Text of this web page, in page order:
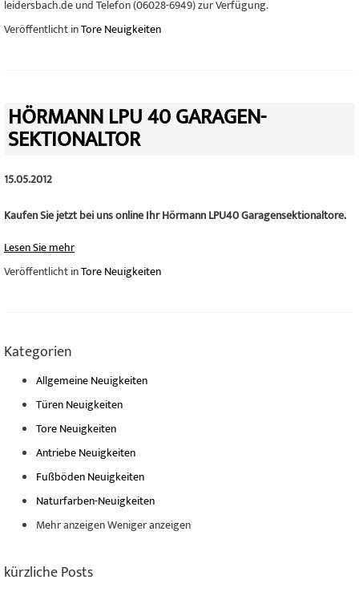
leidersbach.de und Telefon (06028-6949) zur Verfügung.
Veröffentlicht inTore Neuigkeiten
HÖRMANN LPU 40 GARAGEN-
SEKTIONALTOR
15.05.2012
Kaufen Sie jetzt bei uns online Ihr Hörmann LPU40 Garagensektionaltore.
Lesen Sie mehr
Veröffentlicht inTore Neuigkeiten
Kategorien
Allgemeine Neuigkeiten
Türen Neuigkeiten
Tore Neuigkeiten
Antriebe Neuigkeiten
Fußböden Neuigkeiten
Naturfarben-Neuigkeiten
Mehr anzeigenWeniger anzeigen
kürzliche Posts